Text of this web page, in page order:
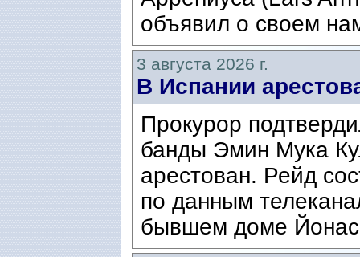
объявил о своем
3 августа 2026 г.
В Испании
Прокурор
банды Эмин Мука
арестован. Рейд
по данным
бывшем доме